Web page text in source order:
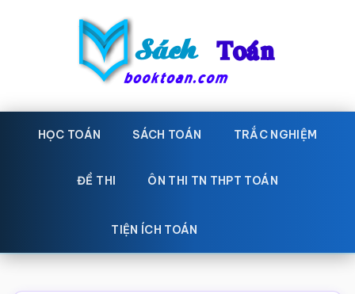
Sách
Toán
toán
Học
toán,
giáo
HỌC TOÁN SÁCH TOÁN TRẮC NGHIỆM
ĐỀ THI ÔN THI TN THPT TOÁN
TIỆN ÍCH TOÁN